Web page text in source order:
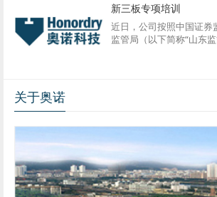
风景区鸣枪起跑，我公司
参与报名抽签，其中3名
拉...
新三板专项培训
近日，公司按照中国证券
监管局（以下简称“山东
关于奥诺